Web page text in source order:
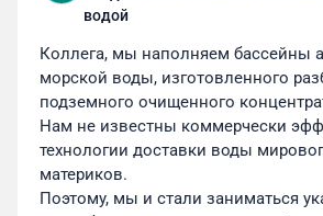
водой
Коллега, мы наполняем бассейны
морской воды, изготовленного
подземного очищенного
Нам не известны коммерчески
технологии доставки воды
материков.
Поэтому, мы и стали заниматься